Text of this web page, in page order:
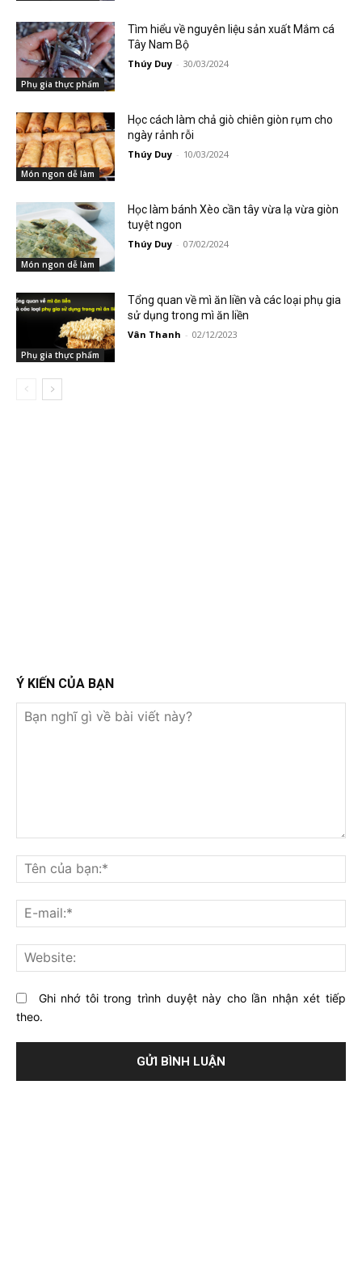
Phụ gia thực phẩm
Tìm hiểu về nguyên liệu sản xuất Mắm cá
Tây Nam Bộ
Thúy Duy - 30/03/2024
Món ngon dễ làm
Học cách làm chả giò chiên giòn rụm cho
ngày rảnh rỗi
Thúy Duy - 10/03/2024
Món ngon dễ làm
Học làm bánh Xèo cần tây vừa lạ vừa giòn
tuyệt ngon
Thúy Duy - 07/02/2024
Phụ gia thực phẩm
Tổng quan về mì ăn liền và các loại phụ gia
sử dụng trong mì ăn liền
Vân Thanh - 02/12/2023
Ý KIẾN CỦA BẠN
nghĩ
gì
về
bài
viết
này?
Ghi nhớ tôi trong trình duyệt này cho lần nhận xét tiếp
theo.